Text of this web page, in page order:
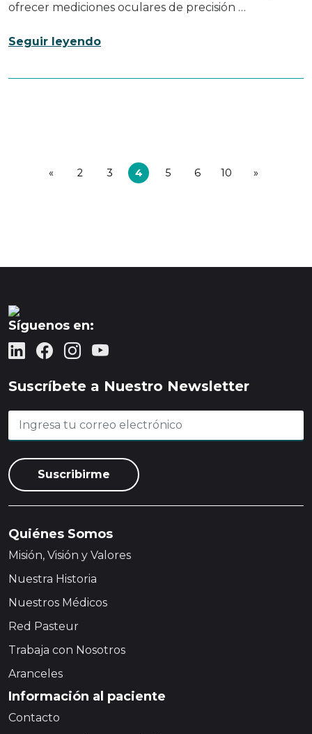
ofrecer mediciones oculares de precisión …
Seguir leyendo
« 2 3 4 5 6 10 »
Síguenos en:
Suscríbete a Nuestro Newsletter
Quiénes Somos
Misión, Visión y Valores
Nuestra Historia
Nuestros Médicos
Red Pasteur
Trabaja con Nosotros
Aranceles
Información al paciente
Contacto